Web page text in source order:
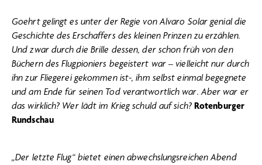
Goehrt gelingt es unter der Regie von Alvaro Solar genial die
Geschichte des Erschaffers des kleinen Prinzen zu erzählen.
Und zwar durch die Brille dessen, der schon früh von den
Büchern des Flugpioniers begeistert war – vielleicht nur durch
ihn zur Fliegerei gekommen ist-, ihm selbst einmal begegnete
und am Ende für seinen Tod verantwortlich war. Aber war er
das wirklich? Wer lädt im Krieg schuld auf sich? Rotenburger
Rundschau
„Der letzte Flug“ bietet einen abwechslungsreichen Abend